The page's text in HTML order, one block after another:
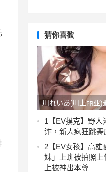
猜你喜歡
川れいあ(川上丽亚)
介绍及封面预览
1 【EV撲克】野
诈，新人疯狂跳舞
2 【EV女孩】高
妹」上班被拍照上
上被神出本尊